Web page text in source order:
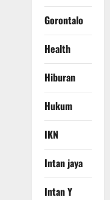
Gorontalo
Health
Hiburan
Hukum
IKN
Intan jaya
Intan Y